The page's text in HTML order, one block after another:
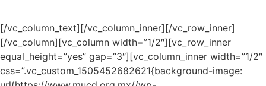
[/vc_column_text][/vc_column_inner][/vc_row_inner]
[/vc_column][vc_column width=”1/2″][vc_row_inner
equal_height=”yes” gap=”3″][vc_column_inner width=”1/2″
css=”.vc_custom_1505452682621{background-image: